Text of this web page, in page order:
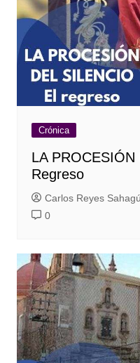
Crónica
LA
Regreso
Carlos Reyes
0